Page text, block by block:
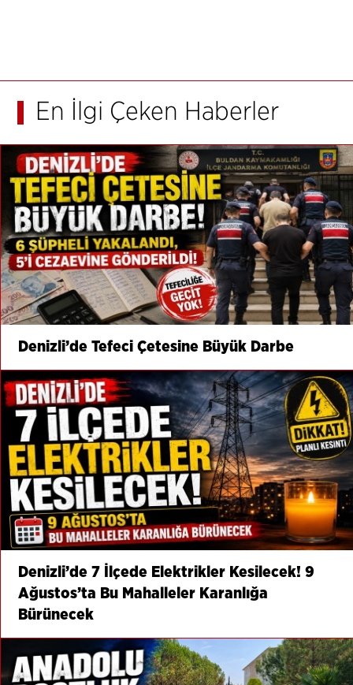
En İlgi Çeken Haberler
Denizli’de Tefeci Çetesine Büyük Darbe
Denizli’de 7 İlçede Elektrikler Kesilecek! 9
Ağustos’ta Bu Mahalleler Karanlığa
Bürünecek